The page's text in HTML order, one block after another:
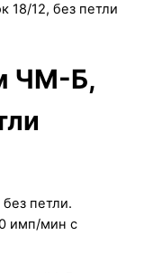
18/12, без петли
ЧМ-Б,
петли.
имп/мин с